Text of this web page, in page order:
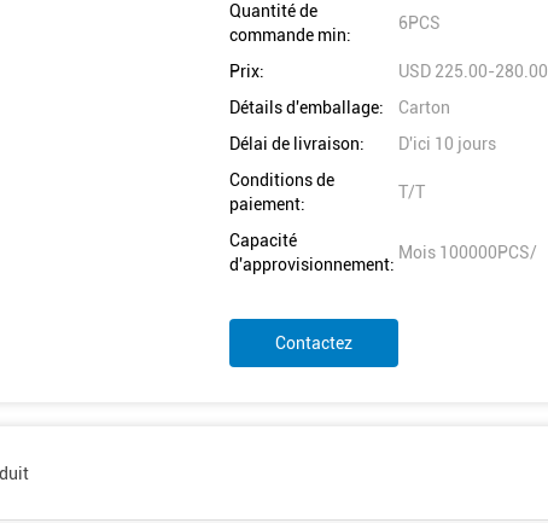
Quantité de
commande min:
6PCS
Prix:
USD 225.00-280.00
Détails d'emballage:
Carton
Délai de livraison:
D'ici 10 jours
Conditions de
paiement:
T/T
Capacité
d'approvisionnement:
Mois 100000PCS/
Contactez